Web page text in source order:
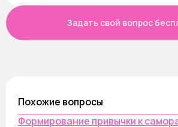
Задать свой вопрос
Похожие вопросы
Формирование привычки к